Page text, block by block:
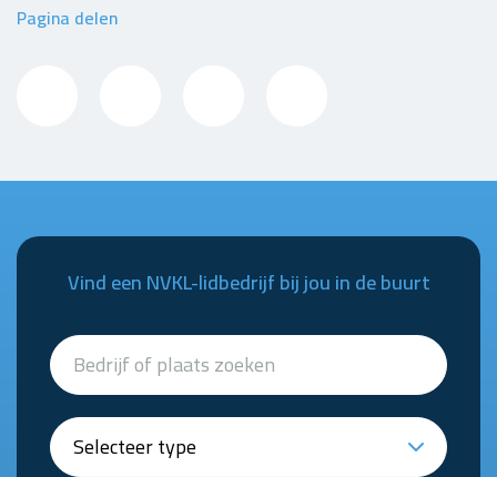
Pagina delen
Vind een NVKL-lidbedrijf bij jou in de buurt